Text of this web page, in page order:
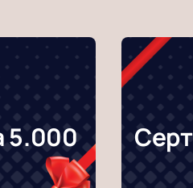
5.000